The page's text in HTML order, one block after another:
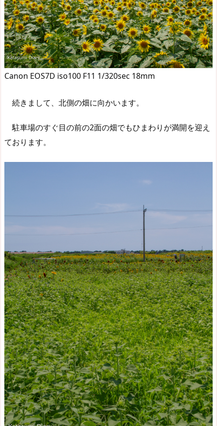
Canon EOS7D iso100 F11 1/320sec 18mm
続きまして、北側の畑に向かいます。
駐車場のすぐ目の前の2面の畑でもひまわりが満開を迎え
ております。